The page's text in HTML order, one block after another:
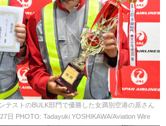
テストのBULK部門で優勝した女満別空港の原さん
日 PHOTO: Tadayuki YOSHIKAWA/Aviation Wire